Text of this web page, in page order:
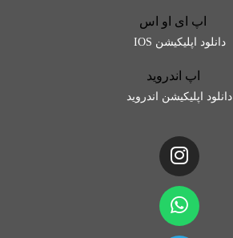
دانلود اپلیکیشن IOS
دانلود اپلیکیشن اندروید